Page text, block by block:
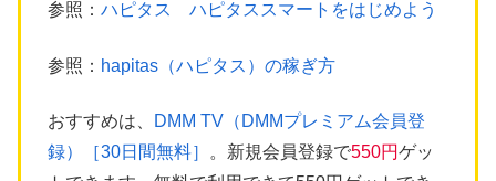
参照： ハピタス ハピタススマートをはじめよう
参照： hapitas（ハピタス）の稼ぎ方
おすすめは、
DMM TV（DMMプレミアム会員登
録）［30日間無料］
。新規会員登録で550円ゲッ